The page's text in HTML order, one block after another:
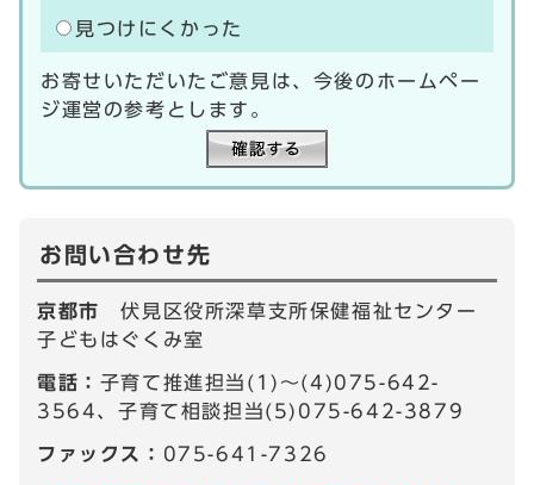
見つけにくかった
お寄せいただいたご意見は、今後のホームペー
ジ運営の参考とします。
お問い合わせ先
京都市伏見区役所深草支所保健福祉センター
子どもはぐくみ室
電話： 子育て推進担当(1)～(4)075-642-
3564、子育て相談担当(5)075-642-3879
ファックス： 075-641-7326